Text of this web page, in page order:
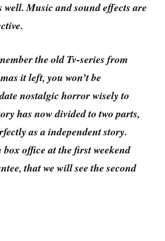
Music and sound effects are
the old Tv-series from
it left, you won’t be
nostalgic horror wisely to
has now divided to two parts,
as a independent story.
office at the first weekend
that we will see the second